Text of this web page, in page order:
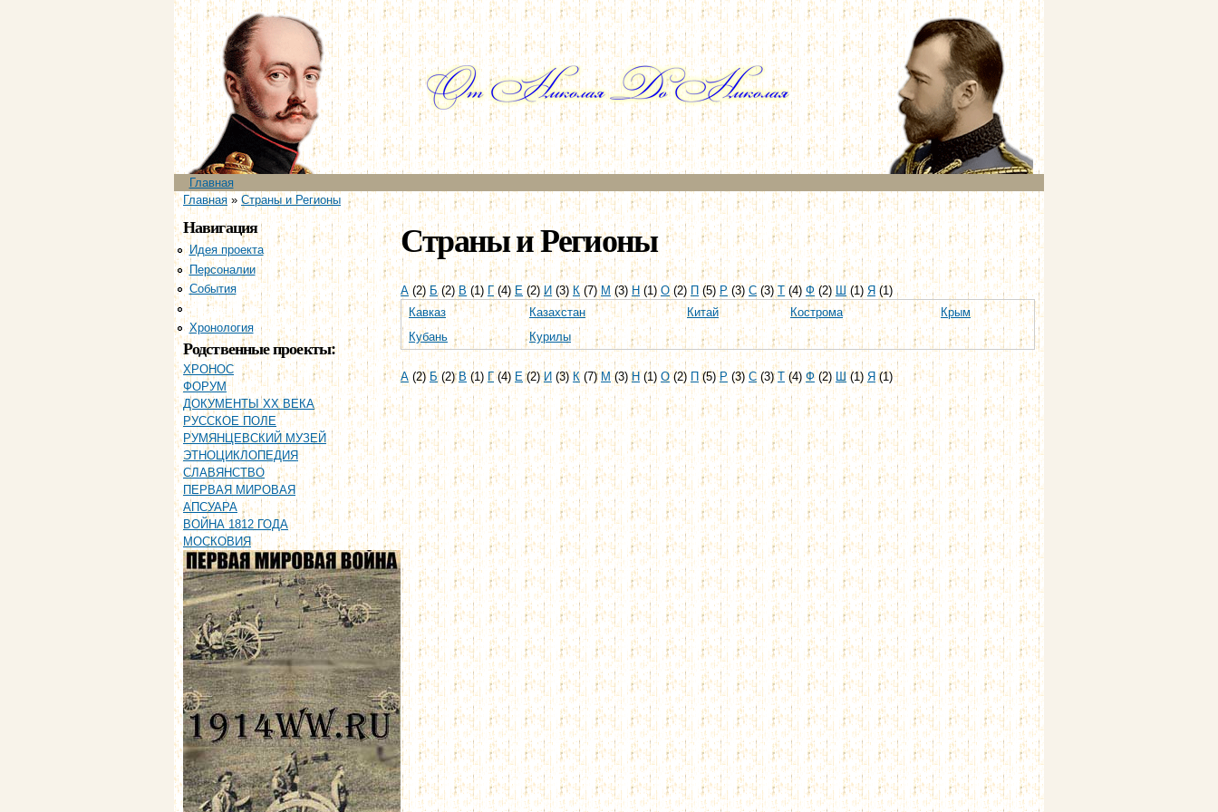
Перейти к
основному
содержанию
Главное меню
Главная
Вы здесь
Главная» Страны и Регионы
Навигация
Идея проекта
Персоналии
События
Страны и регионы
Хронология
Родственные проекты:
ХРОНОС
ФОРУМ
ДОКУМЕНТЫ XX ВЕКА
РУССКОЕ ПОЛЕ
РУМЯНЦЕВСКИЙ МУЗЕЙ
ЭТНОЦИКЛОПЕДИЯ
СЛАВЯНСТВО
ПЕРВАЯ МИРОВАЯ
АПСУАРА
ВОЙНА 1812 ГОДА
МОСКОВИЯ
Страны и Регионы
А(2)Б(2)В(1) Г(4) Е (2) И(3)К(7)М(3)Н(1)О(2) П (5) Р(3)С(3)Т(4) Ф(2)Ш(1) Я (1)
Кавказ
Казахстан Китай Кострома
Крым
Кубань
Курилы
А(2)Б(2)В(1) Г(4)Е (2)И (3)К (7)М(3)Н(1) О(2)П (5)Р (3)С (3)Т(4) Ф(2) Ш(1)Я (1)